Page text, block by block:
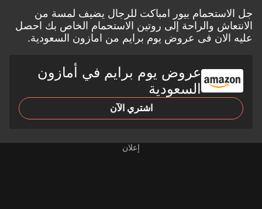
جل الاستحمام بيور امباكت للرجال يضيف لمسة من
الانتعاش والراحة إلى روتين الاستحمام الخاص بك احصل
عليه الان فى عروض يوم برايم من امازون السعودية.
عروض يوم برايم في أمازون
السعودية
اشتري الآن